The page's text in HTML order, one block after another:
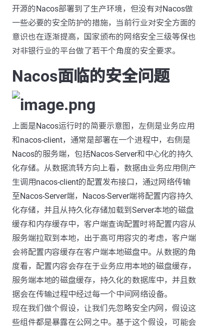
开源的Nacos部署到了生产环境，但没有对Nacos做
一些必要的安全防护的措施，当前行业对安全方面的
意识也在逐渐提高，国家颁布的网络安全三级等保也
对非银行业的平台做了若干个角度的安全要求。
Nacos面临的安全问题
上面是Nacos运行时的简要示意图，左侧是业务应用
和nacos-client，通常是部署在一个进程中，右侧是
Nacos的服务端，包括Nacos-Server和中心化的持久
化存储。从数据流转方向上看，数据由业务应用侧产
生调用nacos-client的配置发布接口，通过网络传输
至Nacos-Server端，Nacos-Server端将配置内容持久
化存储，并且从持久化存储加载到Server本地的磁盘
缓存和内存缓存中，客户端查询配置时将配置内容从
服务端拉取到本地，出于高可用容灾的考虑，客户端
会将配置内容缓存在客户端本地磁盘中。从数据的角
度看，配置内容会存在于业务应用本地的磁盘缓存，
服务端本地的磁盘缓存，持久化的数据库中，并且数
据会在传输过程中经过每一个中间网络设备。
现在我们做个假设，让我们先忽略安全内网，假设这
些组件都是暴露在公网之中。基于这个假设，可能会